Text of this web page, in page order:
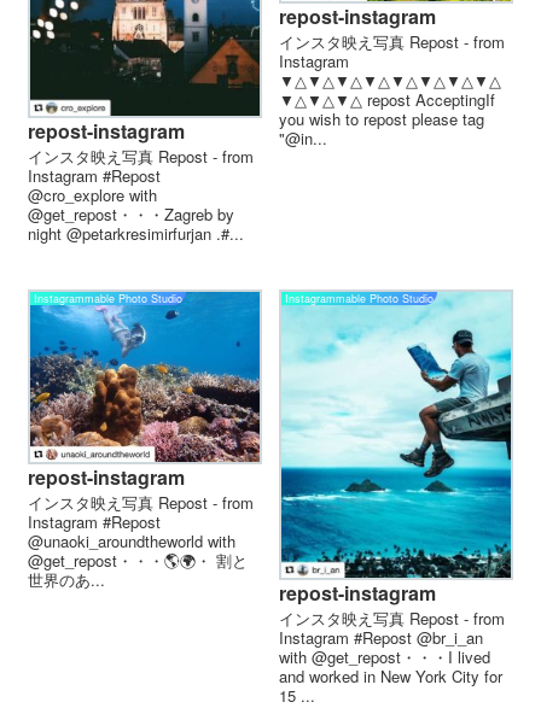
repost-instagram
インスタ映え写真 Repost - from
Instagram #Repost
@cro_explore with
@get_repost・・・Zagreb by
night @petarkresimirfurjan .#...
repost-instagram
インスタ映え写真 Repost - from
Instagram
▼△▼△▼△▼△▼△▼△▼△▼△
▼△▼△▼△ repost AcceptingIf
you wish to repost please tag
"@in...
Instagrammable Photo Studio
repost-instagram
インスタ映え写真 Repost - from
Instagram #Repost
@unaoki_aroundtheworld with
@get_repost・・・🌎︎🌍︎︎・ 割と
世界のあ...
Instagrammable Photo Studio
repost-instagram
インスタ映え写真 Repost - from
Instagram #Repost @br_i_an
with @get_repost・・・I lived
and worked in New York City for
15 ...